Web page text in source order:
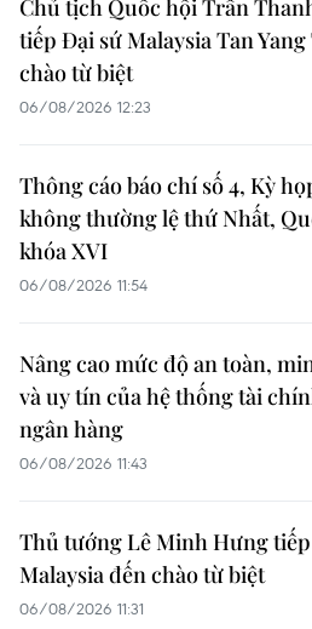
Chủ tịch Quốc hội Trần
tiếp Đại sứ Malaysia Tan
chào từ biệt
06/08/2026 12:23
Thông cáo báo chí số 4, Kỳ
không thường lệ thứ Nhất,
khóa XVI
06/08/2026 11:54
Nâng cao mức độ an toàn,
và uy tín của hệ thống tài
ngân hàng
06/08/2026 11:43
Thủ tướng Lê Minh Hưng
Malaysia đến chào từ biệt
06/08/2026 11:31